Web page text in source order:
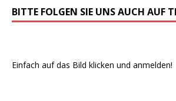
BITTE FOLGEN SIE UNS AUCH AUF
Einfach auf das Bild klicken und anmelden!